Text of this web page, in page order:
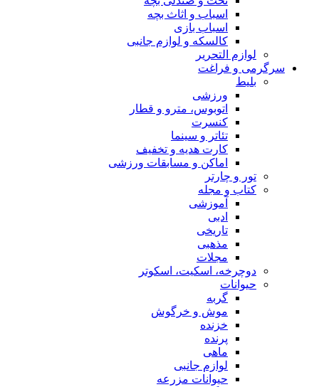
اسباب و اثاث بچه
اسباب بازی
کالسکه و لوازم جانبی
لوازم التحریر
سرگرمی و فراغت
بلیط
ورزشی
اتوبوس، مترو و قطار
کنسرت
تئاتر و سینما
کارت هدیه و تخفیف
اماکن و مسابقات ورزشی
تور و چارتر
کتاب و مجله
آموزشی
ادبی
تاریخی
مذهبی
مجلات
دوچرخه، اسکیت، اسکوتر
حیوانات
گربه
موش و خرگوش
خزنده
پرنده
ماهی
لوازم جانبی
حیوانات مزرعه